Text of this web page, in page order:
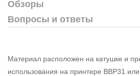
Обзоры
Вопросы и ответы
Материал расположен на катушке и
использования на принтере BBP31